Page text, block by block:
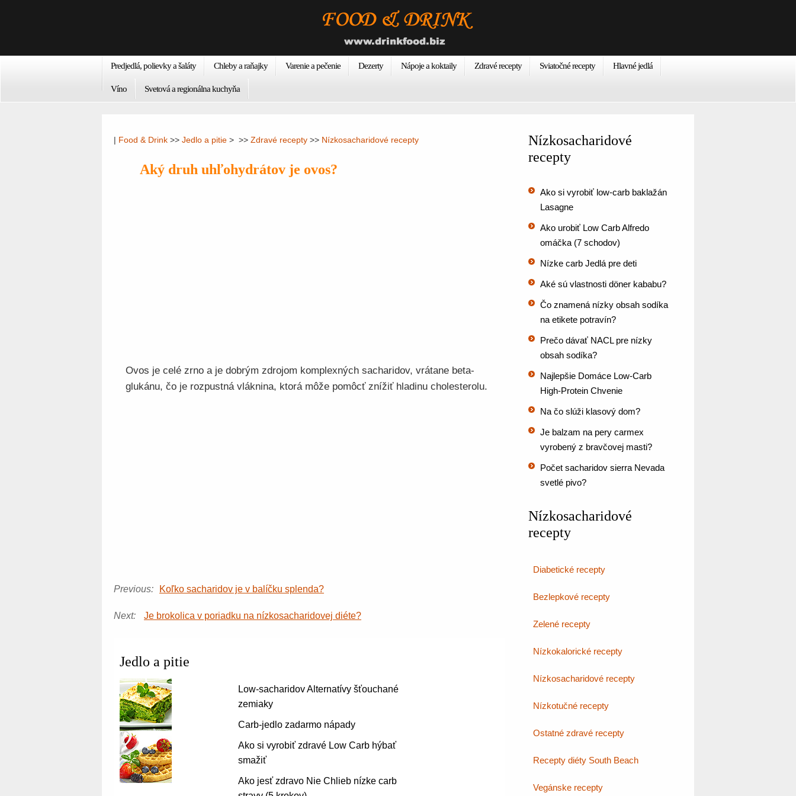
Predjedlá, polievky a šaláty Chleby a raňajky Varenie a pečenie Dezerty Nápoje a koktaily Zdravé recepty Sviatočné recepty Hlavné jedlá
Víno Svetová a regionálna kuchyňa
| Food & Drink >> Jedlo a pitie > >> Zdravé recepty >> Nízkosacharidové recepty
Aký druh uhľohydrátov je ovos?
Ovos je celé zrno a je dobrým zdrojom komplexných sacharidov, vrátane beta-
glukánu, čo je rozpustná vláknina, ktorá môže pomôcť znížiť hladinu cholesterolu.
Previous: Koľko sacharidov je v balíčku splenda?
Next: Je brokolica v poriadku na nízkosacharidovej diéte?
Jedlo a pitie
Low-sacharidov Alternatívy šťouchané
zemiaky
Carb-jedlo zadarmo nápady
Ako si vyrobiť zdravé Low Carb hýbať
smažiť
Ako jesť zdravo Nie Chlieb nízke carb
Nízkosacharidové
recepty
Ako si vyrobiť low-carb baklažán
Lasagne
Ako urobiť Low Carb Alfredo
omáčka (7 schodov)
Nízke carb Jedlá pre deti
Aké sú vlastnosti döner kababu?
Čo znamená nízky obsah sodíka
na etikete potravín?
Prečo dávať NACL pre nízky
obsah sodíka?
Najlepšie Domáce Low-Carb
High-Protein Chvenie
Na čo slúži klasový dom?
Je balzam na pery carmex
vyrobený z bravčovej masti?
Počet sacharidov sierra Nevada
svetlé pivo?
Nízkosacharidové
recepty
Diabetické recepty
Bezlepkové recepty
Zelené recepty
Nízkokalorické recepty
Nízkosacharidové recepty
Nízkotučné recepty
Ostatné zdravé recepty
Recepty diéty South Beach
Vegánske recepty